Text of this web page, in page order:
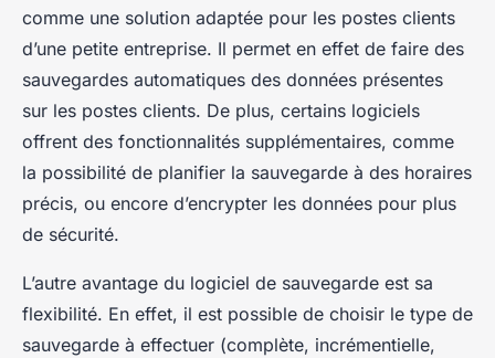
comme une solution adaptée pour les postes clients
d’une petite entreprise. Il permet en effet de faire des
sauvegardes automatiques des données présentes
sur les postes clients. De plus, certains logiciels
offrent des fonctionnalités supplémentaires, comme
la possibilité de planifier la sauvegarde à des horaires
précis, ou encore d’encrypter les données pour plus
de sécurité.
L’autre avantage du logiciel de sauvegarde est sa
flexibilité. En effet, il est possible de choisir le type de
sauvegarde à effectuer (complète, incrémentielle,